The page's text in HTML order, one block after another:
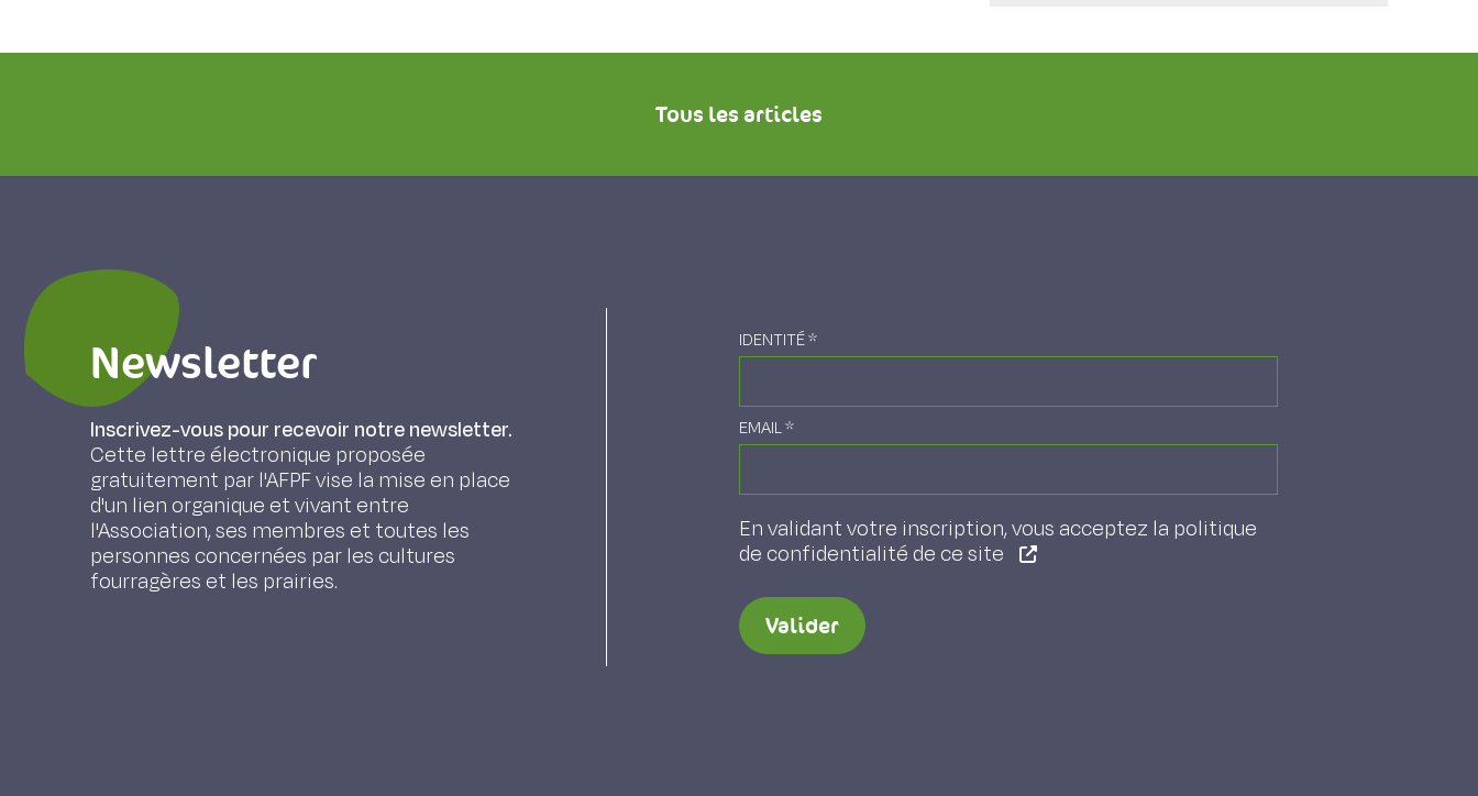
Tous les articles
Newsletter
Inscrivez-vous pour recevoir notre newsletter.
Cette lettre électronique proposée
gratuitement par l'AFPF vise la mise en place
d'un lien organique et vivant entre
l'Association, ses membres et toutes les
personnes concernées par les cultures
fourragères et les prairies.
IDENTITÉ*
EMAIL*
En validant votre inscription, vous acceptez la politique
de confidentialité de ce site
Valider